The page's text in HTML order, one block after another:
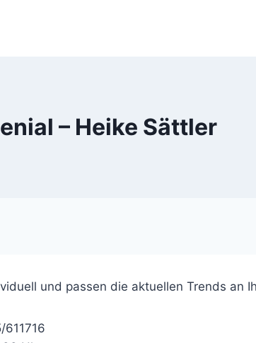
– Heike Sättler
und passen die aktuellen Trends an